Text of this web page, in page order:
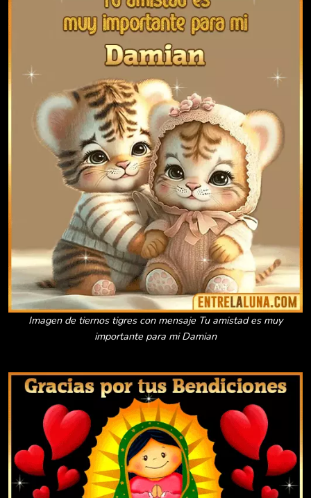
Imagen de tiernos tigres con mensaje Tu amistad es muy
importante para mi Damian